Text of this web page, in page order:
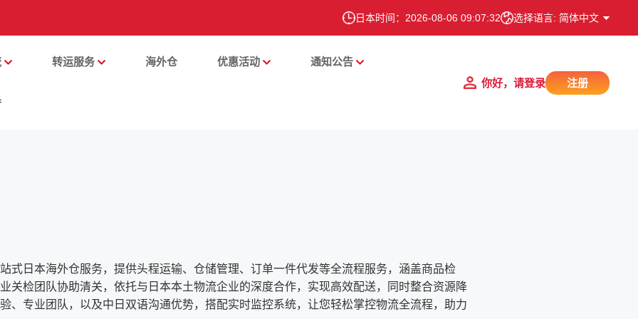
日本时间： 2026-08-06 09:07:33 选择语言: 简体中文
转运服务 海外仓 优惠活动 通知公告
你好，请登录 注册
式日本海外仓服务，提供头程运输、仓储管理、订单一件代发等全流程服务，涵盖商品检
关检团队协助清关，依托与日本本土物流企业的深度合作，实现高效配送，同时整合资源降
、专业团队，以及中日双语沟通优势，搭配实时监控系统，让您轻松掌控物流全流程，助力